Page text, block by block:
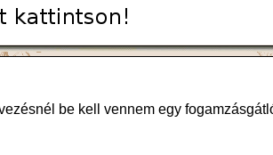
be kell vennem egy